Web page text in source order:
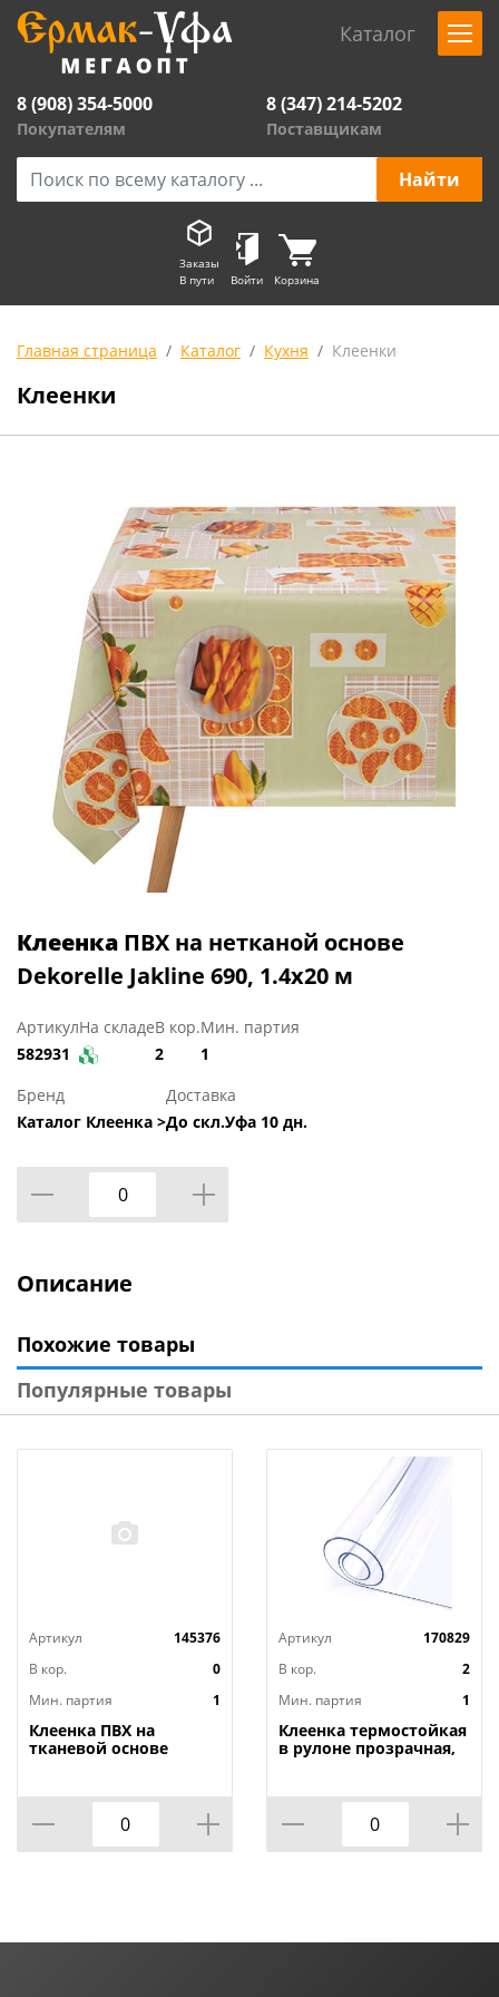
Каталог
8 (908) 354-5000
Покупателям
8 (347) 214-5202
Поставщикам
Заказы
В пути
Войти Корзина
Главная страница Каталог Кухня Клеенки
Клеенки
Клеенка ПВХ на нетканой основе
Dekorelle Jakline 690, 1.4x20 м
Артикул
582931
На складеВ кор.
2
Мин. партия
1
Бренд
Каталог Клеенка >
Доставка
До скл.Уфа 10 дн.
Описание
Похожие товары
Популярные товары
Артикул
145376
В кор.
0
Мин. партия
1
Клеенка ПВХ на
тканевой основе
потертости, грязные
края
Артикул
170829
В кор.
2
Мин. партия
1
Клеенка термостойкая
в рулоне прозрачная,
HOZBAT